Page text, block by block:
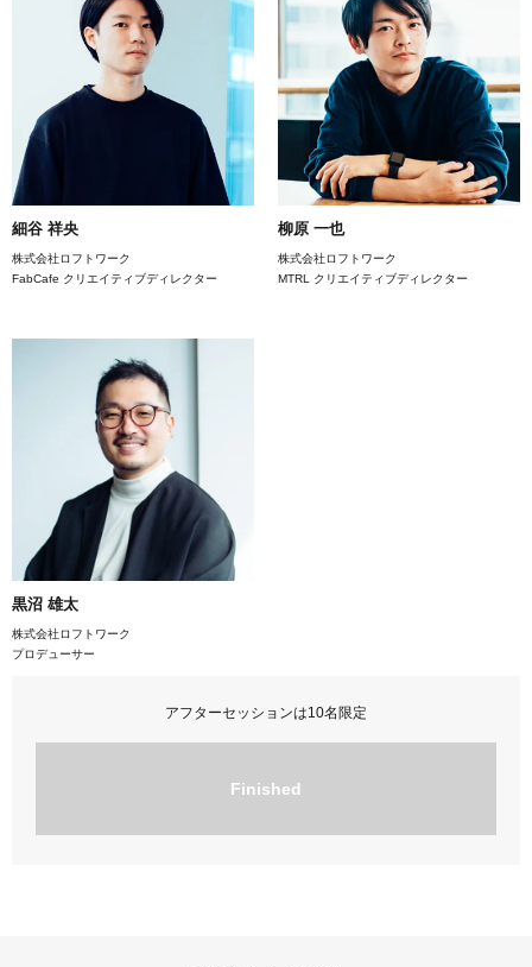
細谷 祥央
株式会社ロフトワーク
FabCafe クリエイティブディレクター
柳原 一也
株式会社ロフトワーク
MTRL クリエイティブディレクター
黒沼 雄太
株式会社ロフトワーク
プロデューサー
アフターセッションは10名限定
Finished